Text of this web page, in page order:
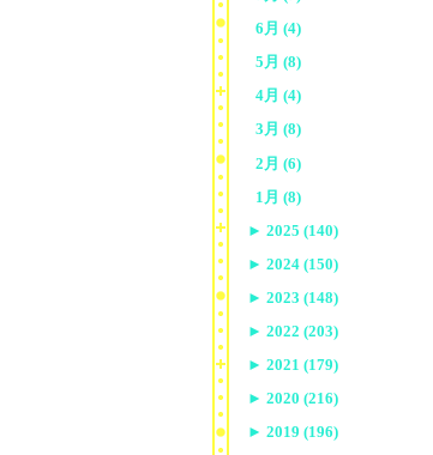
6月 (4)
5月 (8)
4月 (4)
3月 (8)
2月 (6)
1月 (8)
► 2025 (140)
► 2024 (150)
► 2023 (148)
► 2022 (203)
► 2021 (179)
► 2020 (216)
► 2019 (196)